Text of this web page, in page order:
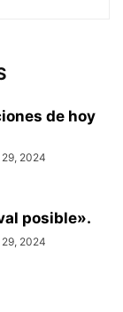
de hoy
2024
posible».
2024